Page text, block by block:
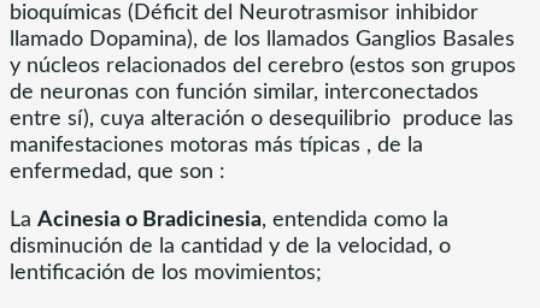
bioquímicas (Déficit del Neurotrasmisor inhibidor
llamado Dopamina), de los llamados Ganglios Basales
y núcleos relacionados del cerebro (estos son grupos
de neuronas con función similar, interconectados
entre sí), cuya alteración o desequilibrio produce las
manifestaciones motoras más típicas , de la
enfermedad, que son :
La Acinesia o Bradicinesia, entendida como la
disminución de la cantidad y de la velocidad, o
lentificación de los movimientos;